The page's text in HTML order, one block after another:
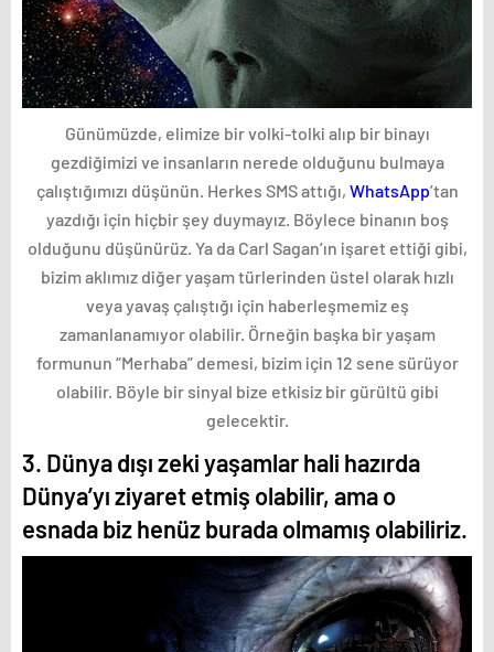
Günümüzde, elimize bir volki-tolki alıp bir binayı
gezdiğimizi ve insanların nerede olduğunu bulmaya
çalıştığımızı düşünün. Herkes SMS attığı, WhatsApp’tan
yazdığı için hiçbir şey duymayız. Böylece binanın boş
olduğunu düşünürüz. Ya da Carl Sagan’ın işaret ettiği gibi,
bizim aklımız diğer yaşam türlerinden üstel olarak hızlı
veya yavaş çalıştığı için haberleşmemiz eş
zamanlanamıyor olabilir. Örneğin başka bir yaşam
formunun “Merhaba” demesi, bizim için 12 sene sürüyor
olabilir. Böyle bir sinyal bize etkisiz bir gürültü gibi
gelecektir.
3. Dünya dışı zeki yaşamlar hali hazırda
Dünya’yı ziyaret etmiş olabilir, ama o
esnada biz henüz burada olmamış olabiliriz.